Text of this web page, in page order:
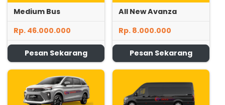
Medium Bus
Rp. 46.000.000
Pesan Sekarang
All New Avanza
Rp. 8.000.000
Pesan Sekarang